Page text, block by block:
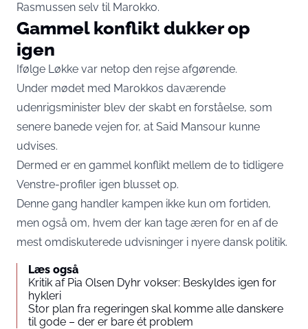
Rasmussen selv til Marokko.
Gammel konflikt dukker op
igen
Ifølge Løkke var netop den rejse afgørende.
Under mødet med Marokkos daværende
udenrigsminister blev der skabt en forståelse, som
senere banede vejen for, at Said Mansour kunne
udvises.
Dermed er en gammel konflikt mellem de to tidligere
Venstre-profiler igen blusset op.
Denne gang handler kampen ikke kun om fortiden,
men også om, hvem der kan tage æren for en af de
mest omdiskuterede udvisninger i nyere dansk politik.
Læs også
Kritik af Pia Olsen Dyhr vokser: Beskyldes igen for
hykleri
Stor plan fra regeringen skal komme alle danskere
til gode – der er bare ét problem